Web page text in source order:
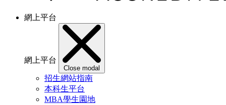
網上平台
網上平台
Close modal
招生網站指南
本科生平台
MBA學生園地